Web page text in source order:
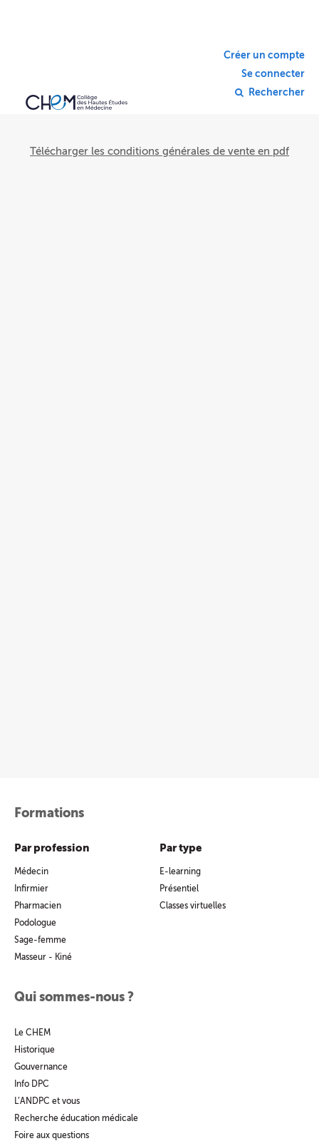
Créer un compte
Se connecter
Rechercher
Télécharger les conditions générales de vente en pdf
Formations
Par profession
Médecin
Infirmier
Pharmacien
Podologue
Sage-femme
Masseur - Kiné
Par type
E-learning
Présentiel
Classes virtuelles
Qui sommes-nous ?
Le CHEM
Historique
Gouvernance
Info DPC
L’ANDPC et vous
Recherche éducation médicale
Foire aux questions